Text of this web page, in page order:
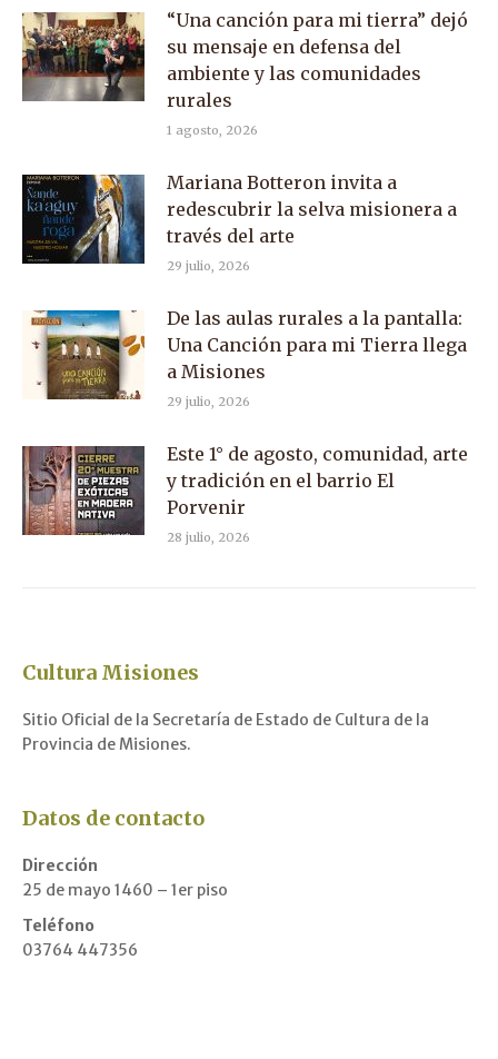
“Una canción para mi tierra” dejó
su mensaje en defensa del
ambiente y las comunidades
rurales
1 agosto, 2026
Mariana Botteron invita a
redescubrir la selva misionera a
través del arte
29 julio, 2026
De las aulas rurales a la pantalla:
Una Canción para mi Tierra llega
a Misiones
29 julio, 2026
Este 1° de agosto, comunidad, arte
y tradición en el barrio El
Porvenir
28 julio, 2026
Cultura Misiones
Sitio Oficial de la Secretaría de Estado de Cultura de la
Provincia de Misiones.
Datos de contacto
Dirección
25 de mayo 1460 – 1er piso
Teléfono
03764 447356